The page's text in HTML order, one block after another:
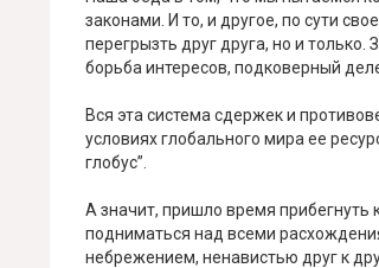
законами. И то, и другое, по сути
перегрызть друг друга, но и
борьба интересов, подковерный
Вся эта система сдержек и
условиях глобального мира ее
глобус”.
А значит, пришло время прибегнуть
подниматься над всеми
небрежением, ненавистью друг к